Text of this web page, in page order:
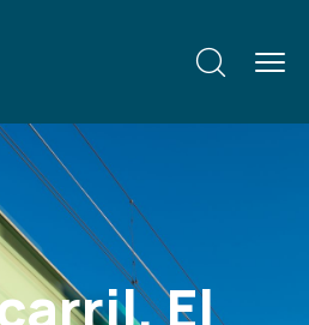
El